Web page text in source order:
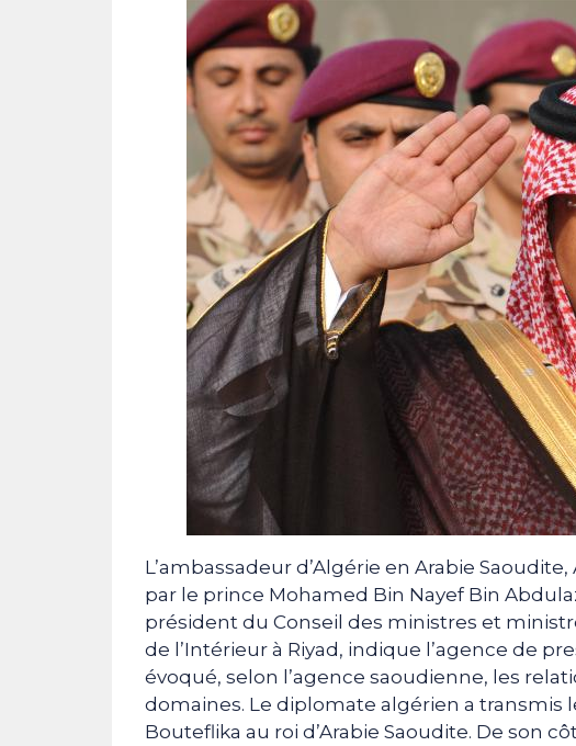
L’ambassadeur d’Algérie en Arabie
par le prince Mohamed Bin Nayef Bin
président du Conseil des ministres et
de l’Intérieur à Riyad, indique l’agence de
évoqué, selon l’agence saoudienne, les
domaines. Le diplomate algérien a
Bouteflika au roi d’Arabie Saoudite. De son